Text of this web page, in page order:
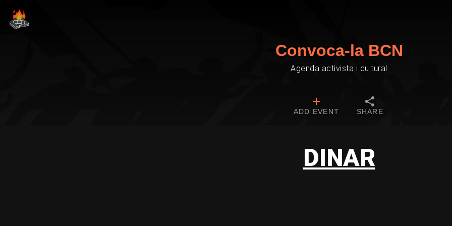
Convoca-la BCN
Agenda activista i cultural
ADD EVENT SHARE
DINAR